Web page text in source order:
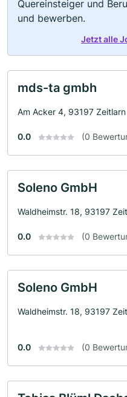
Quereinsteiger und
und bewerben.
Jetzt alle
mds-ta gmbh
Am Acker 4, 93197 Zeitlarn
0.0 (0
Soleno GmbH
Waldheimstr. 18, 93197
0.0 (0
Soleno GmbH
Waldheimstr. 18, 93197
0.0 (0